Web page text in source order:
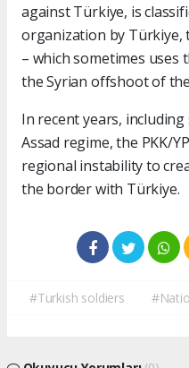
against Türkiye, is
organization by Türkiye,
– which sometimes uses
the Syrian offshoot of the
In recent years,
Assad regime, the PKK/
regional instability to
the border with Türkiye.
#Turkish soldiers